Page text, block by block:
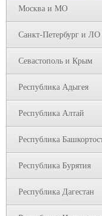
Москва и МО
Санкт-Петербург и ЛО
Севастополь и Крым
Республика Адыгея
Республика Алтай
Республика
Республика Бурятия
Республика Дагестан